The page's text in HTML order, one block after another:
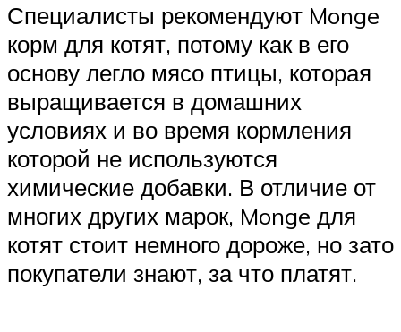
Специалисты рекомендуют Monge
корм для котят, потому как в его
основу легло мясо птицы, которая
выращивается в домашних
условиях и во время кормления
которой не используются
химические добавки. В отличие от
многих других марок, Monge для
котят стоит немного дороже, но зато
покупатели знают, за что платят.